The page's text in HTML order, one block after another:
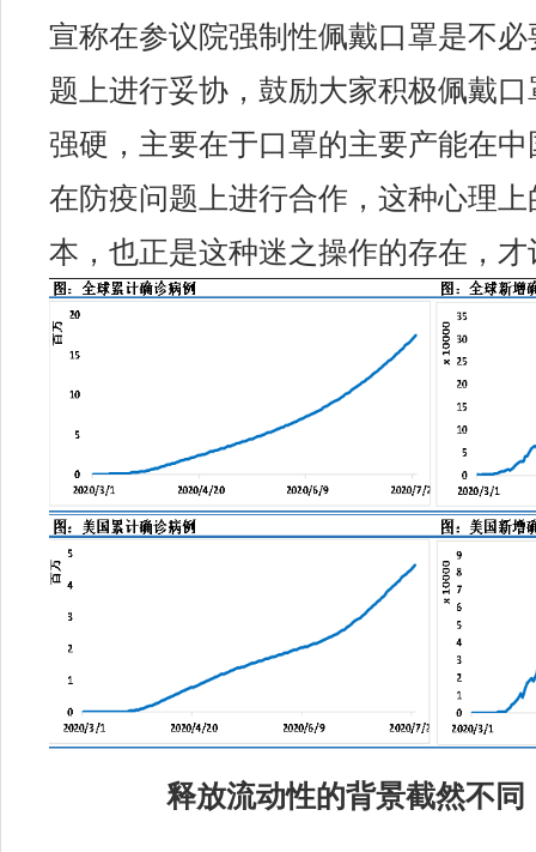
宣称在参议院强制性佩戴口罩是不
题上进行妥协，鼓励大家积极佩戴
强硬，主要在于口罩的主要产能在
在防疫问题上进行合作，这种心理
本，也正是这种迷之操作的存在，
释放流动性的背景截然不同